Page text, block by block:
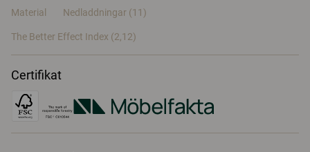
Material Nedladdningar (11)
The Better Effect Index (2,12)
Certifikat